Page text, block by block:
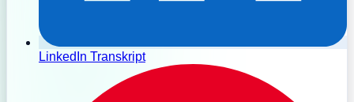
LinkedIn Transkript